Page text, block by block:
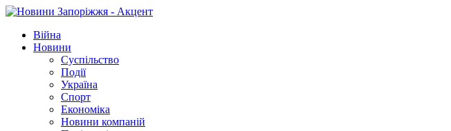
Війна
Новини
Суспільство
Події
Україна
Спорт
Економіка
Новини компаній